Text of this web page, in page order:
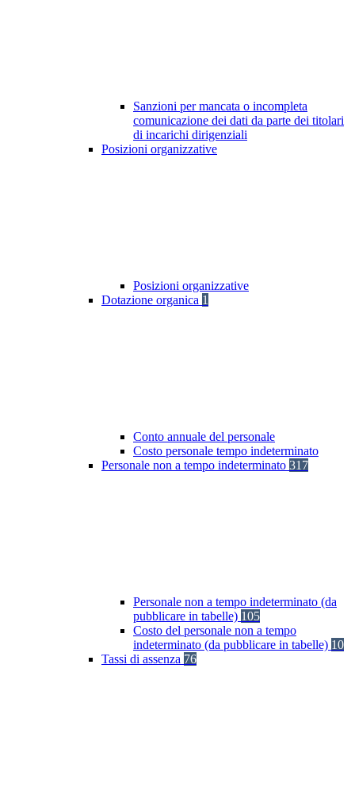
Sanzioni per mancata o incompleta
comunicazione dei dati da parte dei titolari
di incarichi dirigenziali
Posizioni organizzative
Posizioni organizzative
Dotazione organica 1
Conto annuale del personale
Costo personale tempo indeterminato
Personale non a tempo indeterminato 317
Personale non a tempo indeterminato (da
pubblicare in tabelle) 105
Costo del personale non a tempo
indeterminato (da pubblicare in tabelle) 10
Tassi di assenza 76